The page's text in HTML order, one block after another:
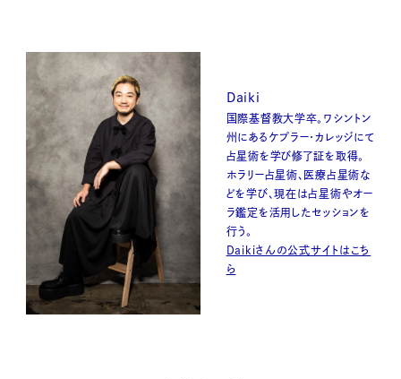
Daiki
国際基督教大学卒。ワシントン
州にあるケプラー・カレッジにて
占星術を学び修了証を取得。
ホラリー占星術、医療占星術な
どを学び、現在は占星術やオー
ラ鑑定を活用したセッションを
行う。
Daikiさんの公式サイトはこち
ら